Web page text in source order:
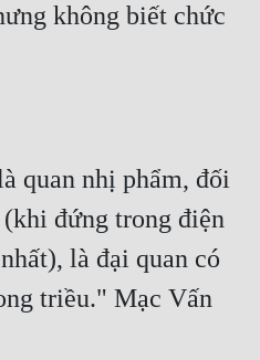
không biết chức
quan nhị phẩm, đối
đứng trong điện
là đại quan có
triều." Mạc Vấn